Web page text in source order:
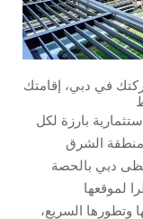
في دبي، إقامتك
بارزة لكل
منطقة الشرق
دبي بالحصة
لموقعها
وتطورها السريع،